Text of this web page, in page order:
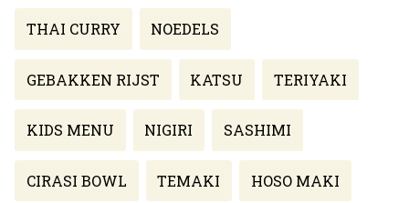
THAI CURRY NOEDELS
GEBAKKEN RIJST KATSU TERIYAKI
KIDS MENU NIGIRI SASHIMI
CIRASI BOWL TEMAKI HOSO MAKI